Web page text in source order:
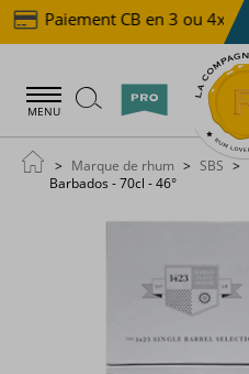
Paiement CB en 3 ou 4x
MENU
Marque de rhum SBS
Barbados - 70cl - 46°